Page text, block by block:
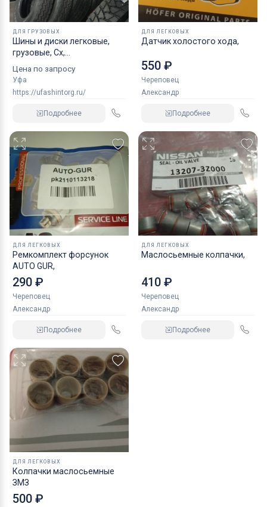
ДЛЯ ГРУЗОВЫХ
Шины и диски легковые,
грузовые, Сх,
Цена по запросу
Уфа
https://ufashintorg.ru/
Подробнее
ДЛЯ ЛЕГКОВЫХ
Датчик холостого хода,
550 ₽
Череповец
Александр
Подробнее
ДЛЯ ЛЕГКОВЫХ
Ремкомплект форсунок
AUTO GUR,
290 ₽
Череповец
Александр
Подробнее
ДЛЯ ЛЕГКОВЫХ
Маслосьемные колпачки,
410 ₽
Череповец
Александр
Подробнее
ДЛЯ ЛЕГКОВЫХ
Колпачки маслосьемные
ЗМЗ
500 ₽